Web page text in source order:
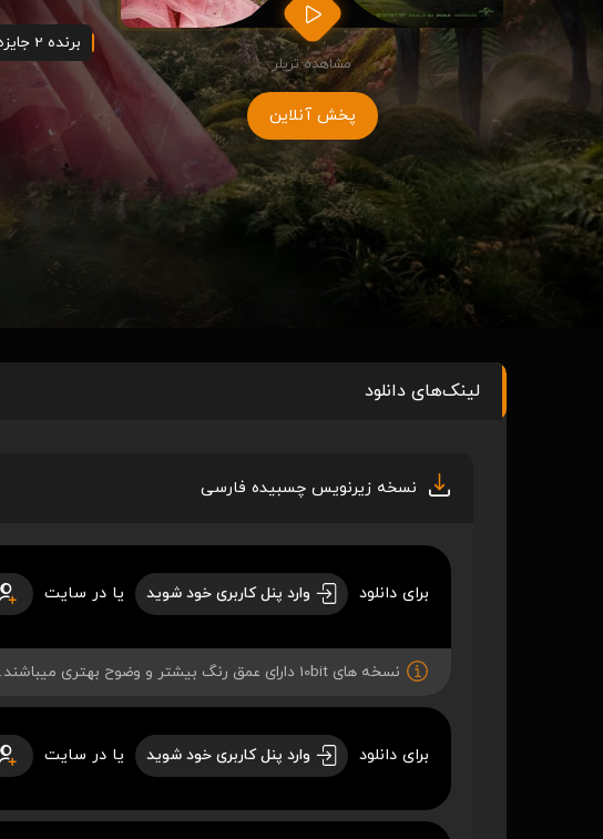
مشاهده تریلر
پخش آنلاین
برنده 2 جایزه اسکار 🥇
لینک‌های دانلود
نسخه زیرنویس چسبیده فارسی
برای دانلود وارد پنل کاربری خود شوید یا در سایت
نسخه های 10bit دارای عمق رنگ بیشتر و وضوح بهتری میباشند.
برای دانلود وارد پنل کاربری خود شوید یا در سایت